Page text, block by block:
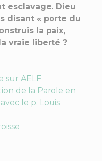
esclavage. Dieu
disant « porte du
la paix,
vraie liberté ?
sur AELF
de la Parole en
le p. Louis